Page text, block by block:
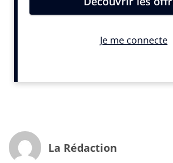
La Rédaction